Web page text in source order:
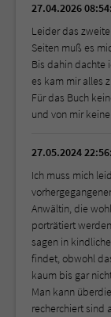
27.04.2026
Leider das
Seiten muß es
Bis dahin dachte
es kam mir alles
Für das Buch
und von mir
27.05.2024
Ich muss mich
Anwältin, die
porträtiert
sagen in
findet, obwohl
kaum bis gar
Man kann
recherchiert sind